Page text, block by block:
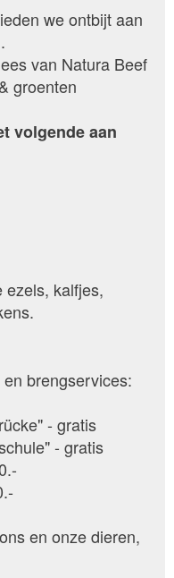
we ontbijt aan
van Natura Beef
groenten
volgende aan
ezels, kalfjes,
brengservices:
- gratis
- gratis
en onze dieren,